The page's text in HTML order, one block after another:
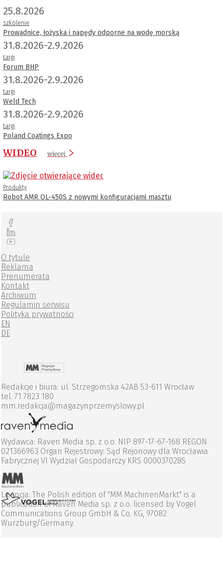
25.8.2026
szkolenie
Prowadnice, łożyska i napędy odporne na wodę morską
31.8.2026-2.9.2026
targi
Forum BHP
31.8.2026-2.9.2026
targi
Weld Tech
31.8.2026-2.9.2026
targi
Poland Coatings Expo
WIDEO więcej
Produkty
Robot AMR OL-450S z nowymi konfiguracjami masztu
O tytule
Reklama
Prenumerata
Kontakt
Archiwum
Regulamin serwisu
Polityka prywatności
EN
DE
Redakcje i biura: ul. Strzegomska 42AB 53-611 Wrocław
tel. 71 7823 180
mm.redakcja@magazynprzemyslowy.pl
Wydawca: Raven Media sp. z o.o. NIP 897-17-67-168 REGON
021366963 Organ Rejestrowy: Sąd Rejonowy dla Wrocławia
Fabrycznej VI Wydział Gospodarczy KRS 0000370285
Licencja: The Polish edition of "MM MachinenMarkt" is a
publication of Raven Media sp. z o.o. licensed by Vogel
Communications Group GmbH & Co. KG, 97082
Wurzburg/Germany.